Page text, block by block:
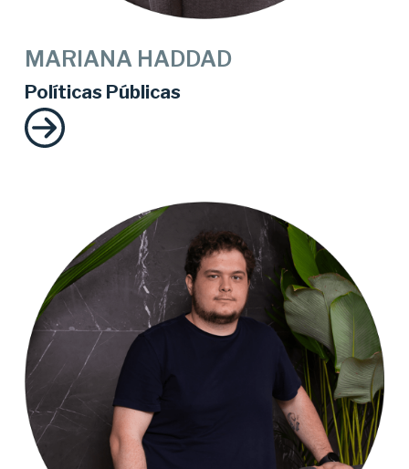
Políticas Públicas
MARIANA HADDAD